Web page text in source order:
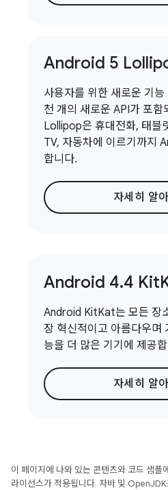
Android 5
사용자를 위한 새로운 기
천 개의 새로운 API가 포함
Lollipop은 휴대전화, 태블
TV, 자동차에 이르기까지
합니다.
자세히 알
Android 4.4 Kit
Android KitKat는 모든 장
장 혁신적이고 아름다우며
능을 더 많은 기기에 제공
자세히 알
이 페이지에 나와 있는 콘텐츠와 코드 샘플
라이선스가 적용됩니다. 자바 및